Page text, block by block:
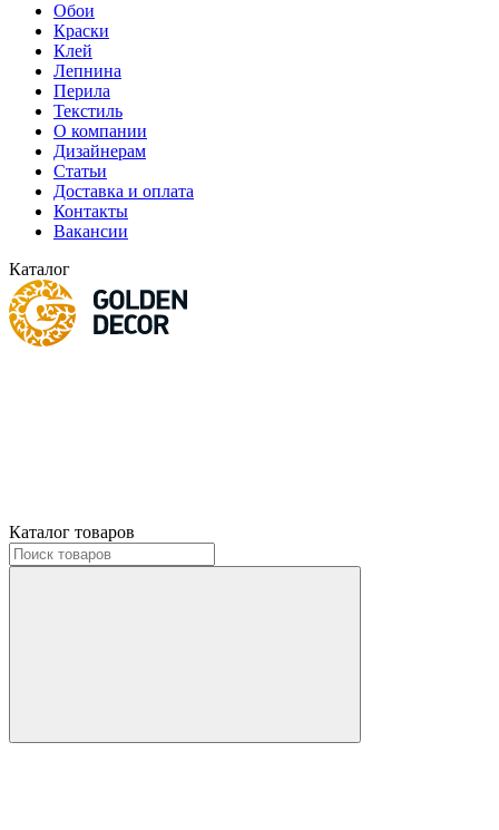
Обои
Краски
Клей
Лепнина
Перила
Текстиль
О компании
Дизайнерам
Статьи
Доставка и оплата
Контакты
Вакансии
Каталог
Каталог товаров